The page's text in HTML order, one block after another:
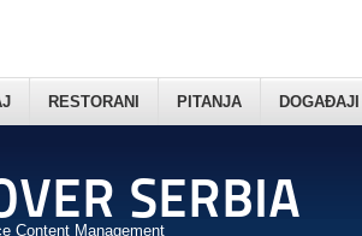
Content Management
RESTORANI PITANJA DOGAĐAJI